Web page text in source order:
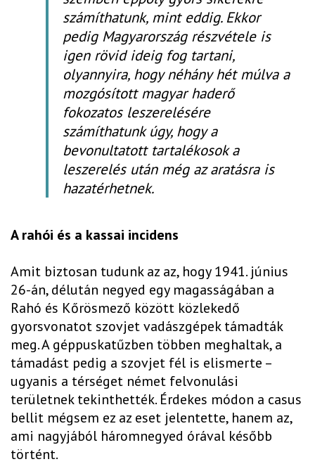
számíthatunk, mint eddig. Ekkor
pedig Magyarország részvétele is
igen rövid ideig fog tartani,
olyannyira, hogy néhány hét múlva a
mozgósított magyar haderő
fokozatos leszerelésére
számíthatunk úgy, hogy a
bevonultatott tartalékosok a
leszerelés után még az aratásra is
hazatérhetnek.
A rahói és a kassai incidens
Amit biztosan tudunk az az, hogy 1941. június
26-án, délután negyed egy magasságában a
Rahó és Kőrösmező között közlekedő
gyorsvonatot szovjet vadászgépek támadták
meg. A géppuskatűzben többen meghaltak, a
támadást pedig a szovjet fél is elismerte –
ugyanis a térséget német felvonulási
területnek tekinthették. Érdekes módon a casus
bellit mégsem ez az eset jelentette, hanem az,
ami nagyjából háromnegyed órával később
történt.